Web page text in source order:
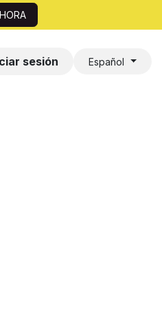
sesión Español